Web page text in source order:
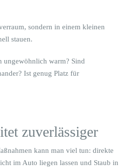
sondern in einem kleinen
stauen.
ungewöhnlich warm? Sind
Ist genug Platz für
zuverlässiger
kann man viel tun: direkte
im Auto liegen lassen und Staub in